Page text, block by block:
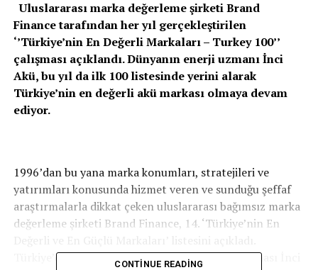
Uluslararası marka değerleme şirketi Brand
Finance tarafından her yıl gerçekleştirilen
‘’Türkiye’nin En Değerli Markaları – Turkey 100’’
çalışması açıklandı. Dünyanın enerji uzmanı İnci
Akü, bu yıl da ilk 100 listesinde yerini alarak
Türkiye’nin en değerli akü markası olmaya devam
ediyor.
1996’dan bu yana marka konumları, stratejileri ve
yatırımları konusunda hizmet veren ve sunduğu şeffaf
araştırmalarla dikkat çeken uluslararası bağımsız marka
değerleme şirketi Brand Finance, 14. ‘Türkiye’nin En
Türkiye’de otomotiv tedarik sanayinin köklü firması İnci
CONTINUE READING